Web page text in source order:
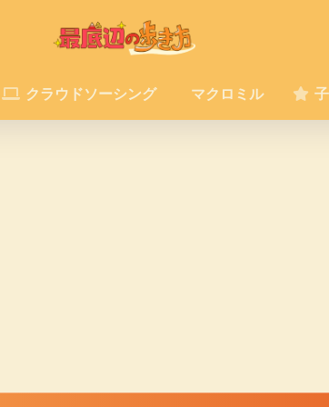
クラウドソーシング マクロミル